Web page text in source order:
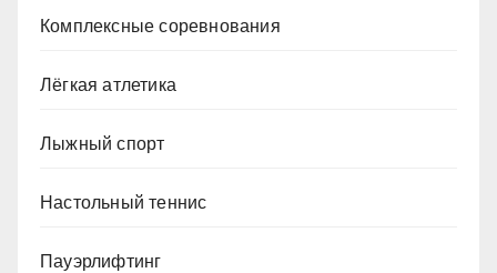
Комплексные соревнования
Лёгкая атлетика
Лыжный спорт
Настольный теннис
Пауэрлифтинг